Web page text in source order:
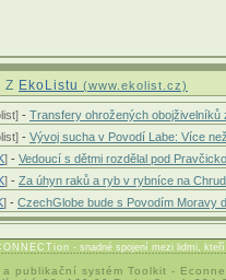
Z EkoListu (www.ekolist.cz)
- Transfery ohrožených obojživelníků
- Vývoj sucha v Povodí Labe: Více
] - Vedoucí s dětmi rozdělal pod
] - Za úhyn raků a ryb v rybníce na
] - CzechGlobe bude s Povodím Moravy
- snadné spojení mezi lidmi,
a publikační systém Toolkit -